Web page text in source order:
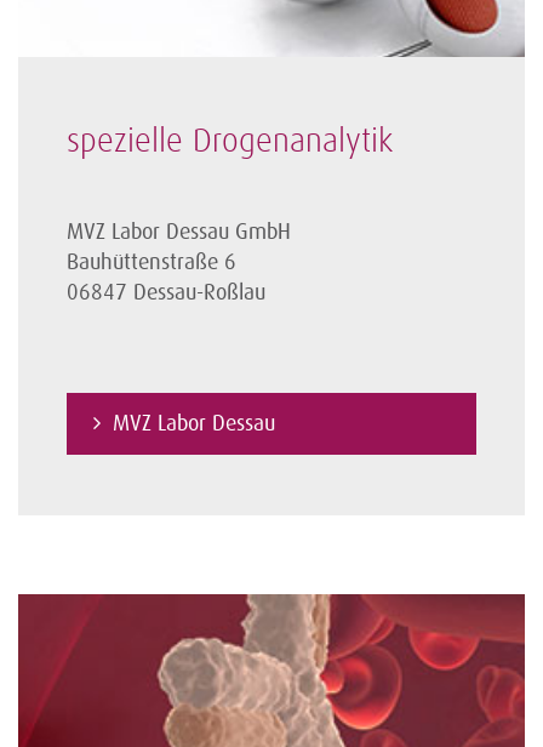
spezielle Drogenanalytik
MVZ Labor Dessau GmbH
Bauhüttenstraße 6
06847 Dessau-Roßlau
MVZ Labor Dessau